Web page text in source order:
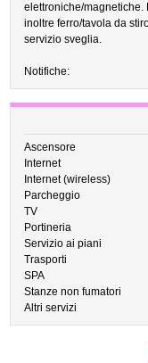
elettroniche/
inoltre ferro/tavola da
servizio sveglia.
Notifiche:
Ascensore
Internet
Internet (wireless)
Parcheggio
TV
Portineria
Servizio ai piani
Trasporti
SPA
Stanze non fumatori
Altri servizi